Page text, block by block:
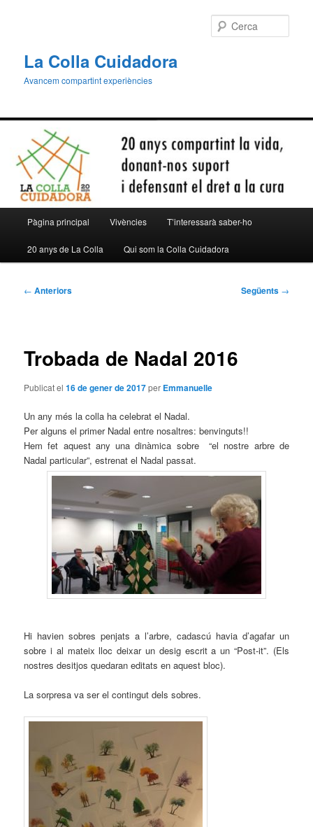
La Colla Cuidadora
Avancem compartint experiències
principal
Pàgina principal Vivències T’interessarà saber-ho
20 anys de La Colla Qui som la Colla Cuidadora
Navegació
← Anteriors Següents →
Trobada de Nadal 2016
Publicat el16 de gener de 2017per Emmanuelle
Un any més la colla ha celebrat el Nadal.
Per alguns el primer Nadal entre nosaltres: benvinguts!!
Hem fet aquest any una dinàmica sobre “el nostre arbre de
Nadal particular”, estrenat el Nadal passat.
Hi havien sobres penjats a l’arbre, cadascú havia d’agafar un
sobre i al mateix lloc deixar un desig escrit a un “Post-it”. (Els
nostres desitjos quedaran editats en aquest bloc).
La sorpresa va ser el contingut dels sobres.